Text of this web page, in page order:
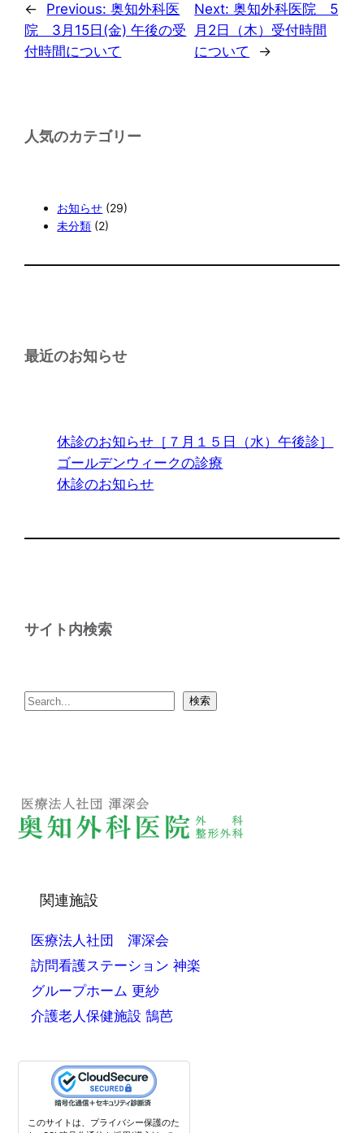
← Previous:奥知外科医
院 3月15日(金) 午後の受
付時間について
Next:奥知外科医院 5
月2日（木）受付時間
について
→
人気のカテゴリー
お知らせ (29)
未分類 (2)
最近のお知らせ
休診のお知らせ［７月１５日（水）午後診］
ゴールデンウィークの診療
休診のお知らせ
サイト内検索
検
検索
関連施設
医療法人社団 渾深会
訪問看護ステーション 神楽
グループホーム 更紗
介護老人保健施設 鵠芭
このサイトは、プライバシー保護のた